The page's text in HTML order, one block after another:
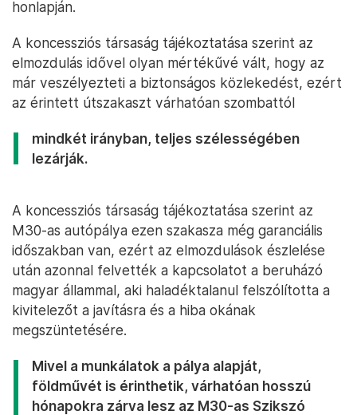
honlapján.
A koncessziós társaság tájékoztatása szerint az
elmozdulás idővel olyan mértékűvé vált, hogy az
már veszélyezteti a biztonságos közlekedést, ezért
az érintett útszakaszt várhatóan szombattól
mindkét irányban, teljes szélességében
lezárják.
A koncessziós társaság tájékoztatása szerint az
M30-as autópálya ezen szakasza még garanciális
időszakban van, ezért az elmozdulások észlelése
után azonnal felvették a kapcsolatot a beruházó
magyar állammal, aki haladéktalanul felszólította a
kivitelezőt a javításra és a hiba okának
megszüntetésére.
Mivel a munkálatok a pálya alapját,
földművét is érinthetik, várhatóan hosszú
hónapokra zárva lesz az M30-as Szikszó